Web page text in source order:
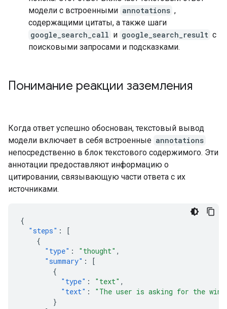
модели с встроенными annotations ,
содержащими цитаты, а также шаги
google_search_call и google_search_result с
поисковыми запросами и подсказками.
Понимание реакции заземления
Когда ответ успешно обоснован, текстовый вывод
модели включает в себя встроенные annotations
непосредственно в блок текстового содержимого. Эти
аннотации предоставляют информацию о
цитировании, связывающую части ответа с их
источниками.
{
"steps" :
[
{
"type" : "thought" ,
"summary" :
[
{
"type" : "text" ,
"text" :
"The user is asking for the
}